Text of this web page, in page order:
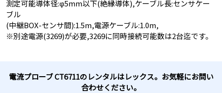
測定可能導体径:φ5mm以下(絶縁導体),ケーブル長:センサケー
ブル
(中継BOX-センサ間):1.5m,電源ケーブル:1.0m,
※別途電源(3269)が必要,3269に同時接続可能数は2台迄です。
電流プローブ CT6711のレンタルはレックス。お気軽にお問い
合わせください。